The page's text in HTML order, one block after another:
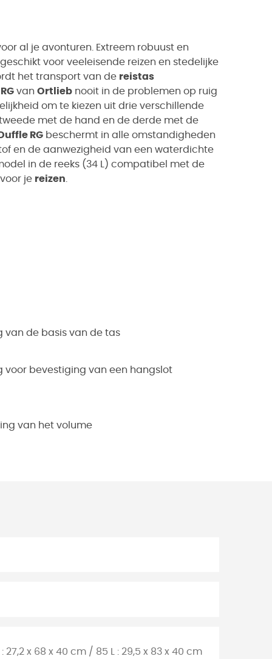
al je avonturen. Extreem robuust en
voor veeleisende reizen en stedelijke
het transport van de reistas
van Ortlieb nooit in de problemen op ruig
om te kiezen uit drie verschillende
met de hand en de derde met de
RG beschermt in alle omstandigheden
en de aanwezigheid van een waterdichte
in de reeks (34 L) compatibel met de
je reizen
van de basis van de tas
voor bevestiging van een hangslot
van het volume
27,2 x 68 x 40 cm / 85 L : 29,5 x 83 x 40 cm